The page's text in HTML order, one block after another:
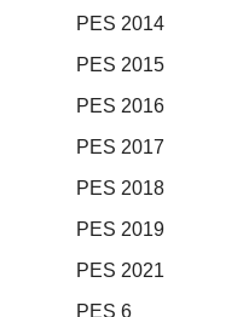
PES 2014
PES 2015
PES 2016
PES 2017
PES 2018
PES 2019
PES 2021
PES 6